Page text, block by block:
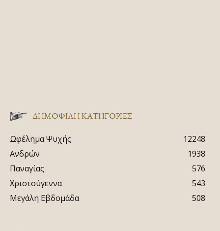
ΔΗΜΟΦΙΛΗ ΚΑΤΗΓΟΡΙΕΣ
Ωφέλημα Ψυχής
12248
Ανδρών
1938
Παναγίας
576
Χριστούγεννα
543
Μεγάλη Εβδομάδα
508